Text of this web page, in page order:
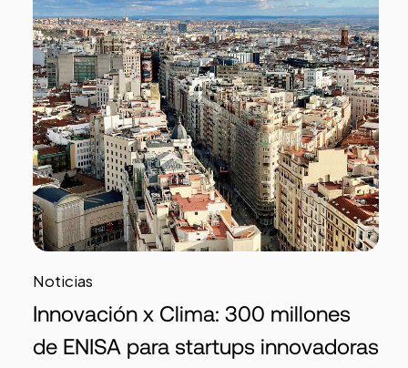
Noticias
Innovación x Clima: 300 millones
de ENISA para startups innovadoras